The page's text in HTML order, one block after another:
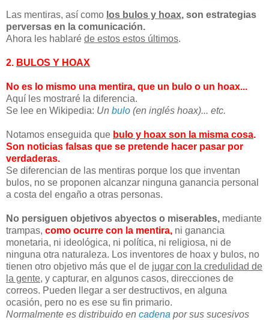
Las mentiras, así como los bulos y hoax, son estrategias
perversas en la comunicación.
Ahora les hablaré de estos estos últimos.
2. BULOS Y HOAX
No es lo mismo una mentira, que un bulo o un hoax...
Aquí les mostraré la diferencia.
Se lee en Wikipedia: Un bulo (en inglés hoax)... etc.
Notamos enseguida que bulo y hoax son la misma cosa.
Son noticias falsas que se pretende hacer pasar por
verdaderas.
Se diferencian de las mentiras porque los que inventan
bulos, no se proponen alcanzar ninguna ganancia personal
a costa del engaño a otras personas.
No persiguen objetivos abyectos o miserables, mediante
trampas, como ocurre con la mentira, ni ganancia
monetaria, ni ideológica, ni política, ni religiosa, ni de
ninguna otra naturaleza. Los inventores de hoax y bulos, no
tienen otro objetivo más que el de jugar con la credulidad de
la gente, y capturar, en algunos casos, direcciones de
correos. Pueden llegar a ser destructivos, en alguna
ocasión, pero no es ese su fin primario.
Normalmente es distribuido en cadena por sus sucesivos